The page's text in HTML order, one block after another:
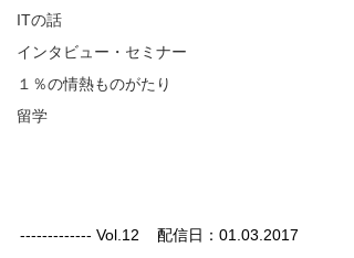
ITの話
インタビュー・セミナー
１％の情熱ものがたり
留学
------------- Vol.12    配信日：01.03.2017